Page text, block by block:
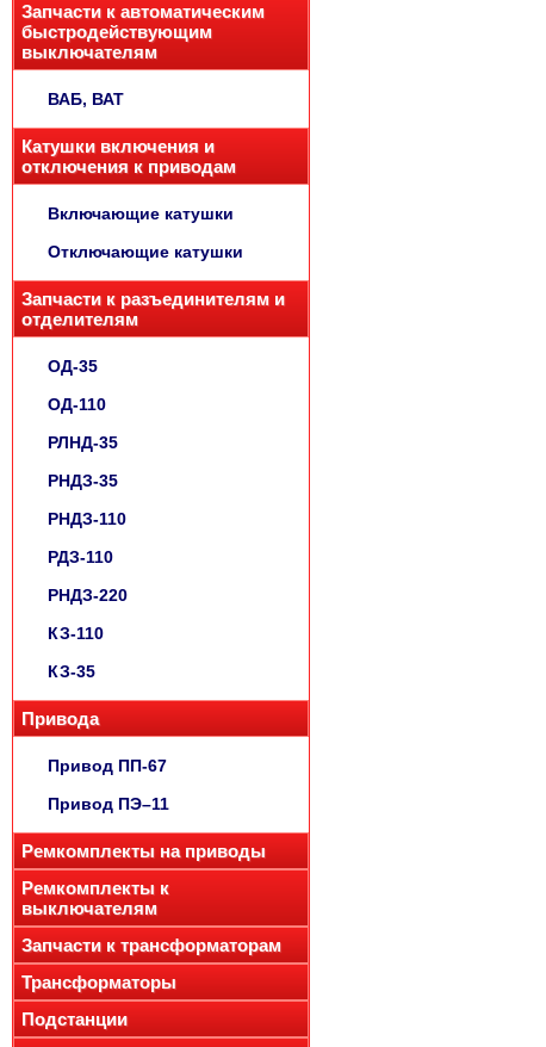
Запчасти к автоматическим
быстродействующим
выключателям
ВАБ, ВАТ
Катушки включения и
отключения к приводам
Включающие катушки
Отключающие катушки
Запчасти к разъединителям и
отделителям
ОД-35
ОД-110
РЛНД-35
РНДЗ-35
РНДЗ-110
РДЗ-110
РНДЗ-220
КЗ-110
КЗ-35
Привода
Привод ПП-67
Привод ПЭ–11
Ремкомплекты на приводы
Ремкомплекты к
выключателям
Запчасти к трансформаторам
Трансформаторы
Подстанции